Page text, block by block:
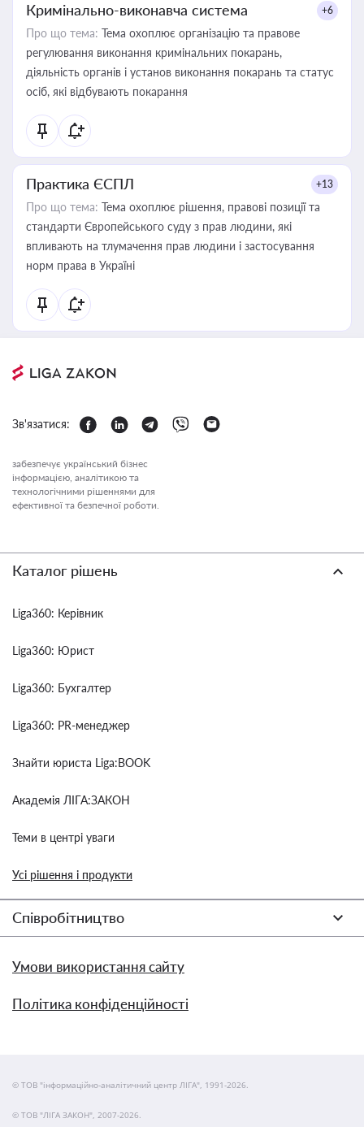
Кримінально-виконавча система +6
Про що тема: Тема охоплює організацію та правове
регулювання виконання кримінальних покарань,
діяльність органів і установ виконання покарань та статус
осіб, які відбувають покарання
Практика ЄСПЛ +13
Про що тема: Тема охоплює рішення, правові позиції та
стандарти Європейського суду з прав людини, які
впливають на тлумачення прав людини і застосування
норм права в Україні
Зв'язатися:
забезпечує український бізнес
інформацією, аналітикою та
технологічними рішеннями для
ефективної та безпечної роботи.
Каталог рішень
Liga360: Керівник
Liga360: Юрист
Liga360: Бухгалтер
Liga360: PR-менеджер
Знайти юриста Liga:BOOK
Академія ЛІГА:ЗАКОН
Теми в центрі уваги
Усі рішення і продукти
Співробітництво
Умови використання сайту
Політика конфіденційності
© ТОВ "інформаційно-аналітичний центр ЛІГА", 1991-2026.
© ТОВ "ЛІГА ЗАКОН", 2007-2026.